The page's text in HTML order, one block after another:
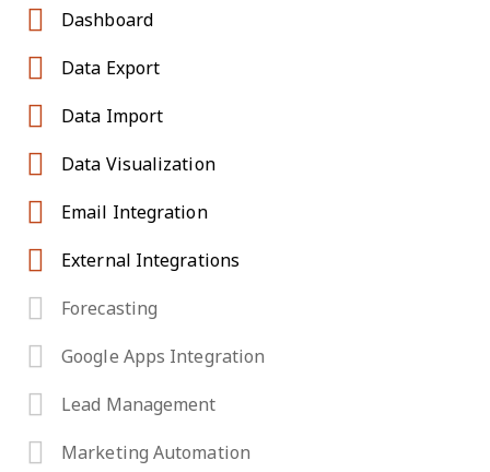
Dashboard
Data Export
Data Import
Data Visualization
Email Integration
External Integrations
Forecasting
Google Apps Integration
Lead Management
Marketing Automation